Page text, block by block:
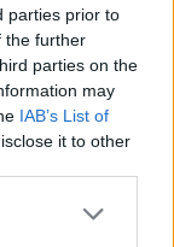
parties prior to
the further
parties on the
may
IAB’s List of
it to other
more Google